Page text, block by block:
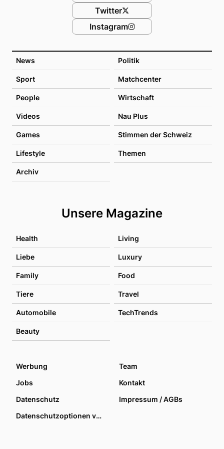
News Politik
Sport Matchcenter
People Wirtschaft
Videos Nau Plus
Games Stimmen der Schweiz
Lifestyle Themen
Archiv
Unsere Magazine
Health Living
Liebe Luxury
Family Food
Tiere Travel
Automobile TechTrends
Beauty
Twitter
Instagram
Werbung
Team
Jobs
Kontakt
Datenschutz
Impressum / AGBs
Datenschutzoptionen verwalten